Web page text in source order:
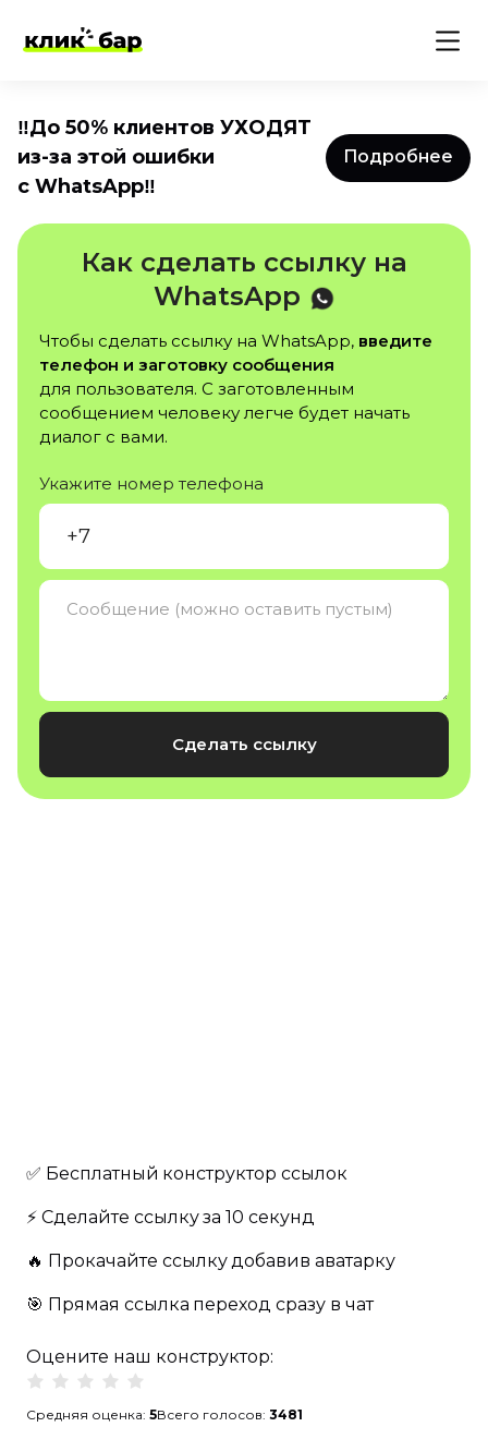
‼️До 50% клиентов УХОДЯТ
из-за этой ошибки
с WhatsApp‼️
Подробнее
Как сделать ссылку на
WhatsApp
Чтобы сделать ссылку на WhatsApp, введите
телефон и заготовку сообщения
для пользователя. С заготовленным
сообщением человеку легче будет начать
диалог с вами.
Укажите номер телефона
Сделать ссылку
✅ Бесплатный конструктор ссылок
⚡️ Сделайте ссылкуза 10 секунд
🔥️ Прокачайте ссылкудобавив аватарку
🎯 Прямая ссылка переход сразу в чат
Оцените наш конструктор:
Средняя оценка: 5Всего голосов: 3481